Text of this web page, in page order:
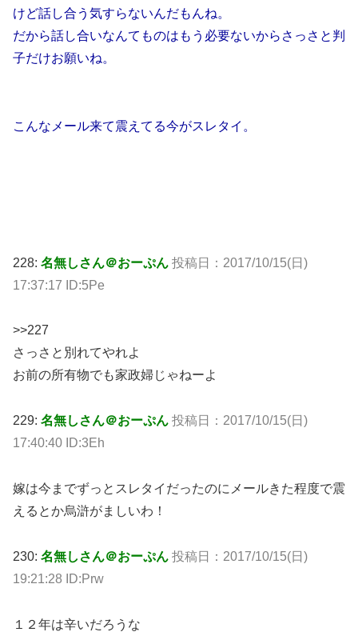
けど話し合う気すらないんだもんね。
だから話し合いなんてものはもう必要ないからさっさと判
子だけお願いね。
こんなメール来て震えてる今がスレタイ。
228: 名無しさん＠おーぷん 投稿日：2017/10/15(日)
17:37:17 ID:5Pe
>>227
さっさと別れてやれよ
お前の所有物でも家政婦じゃねーよ
229: 名無しさん＠おーぷん 投稿日：2017/10/15(日)
17:40:40 ID:3Eh
嫁は今までずっとスレタイだったのにメールきた程度で震
えるとか烏滸がましいわ！
230: 名無しさん＠おーぷん 投稿日：2017/10/15(日)
19:21:28 ID:Prw
１２年は辛いだろうな